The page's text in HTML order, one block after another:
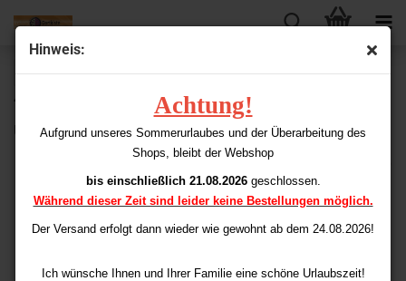
Hinweis:
Achtung!
Aufgrund unseres Sommerurlaubes und der Überarbeitung des
Shops, bleibt der Webshop
bis einschließlich 21.08.2026geschlossen.
Während dieser Zeit sind leider keine Bestellungen möglich.
Der Versand erfolgt dann wieder wie gewohnt ab dem 24.08.2026!
Ich wünsche Ihnen und Ihrer Familie eine schöne Urlaubszeit!
« Erster « zurück weiter »
Letzter »
43
Artikel in dieser Kategorie
US Points SHORT 2BA (1.000 Stück)